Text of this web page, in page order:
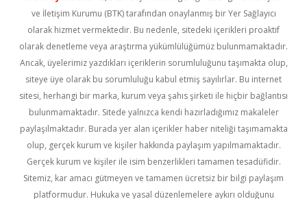
ve İletişim Kurumu (BTK) tarafından onaylanmış bir Yer Sağlayıcı
olarak hizmet vermektedir. Bu nedenle, sitedeki içerikleri proaktif
olarak denetleme veya araştırma yükümlülüğümüz bulunmamaktadır.
Ancak, üyelerimiz yazdıkları içeriklerin sorumluluğunu taşımakta olup,
siteye üye olarak bu sorumluluğu kabul etmiş sayılırlar. Bu internet
sitesi, herhangi bir marka, kurum veya şahıs şirketi ile hiçbir bağlantısı
bulunmamaktadır. Sitede yalnızca kendi hazırladığımız makaleler
paylaşılmaktadır. Burada yer alan içerikler haber niteliği taşımamakta
olup, gerçek kurum ve kişiler hakkında paylaşım yapılmamaktadır.
Gerçek kurum ve kişiler ile isim benzerlikleri tamamen tesadüfidir.
Sitemiz, kar amacı gütmeyen ve tamamen ücretsiz bir bilgi paylaşım
platformudur. Hukuka ve yasal düzenlemelere aykırı olduğunu